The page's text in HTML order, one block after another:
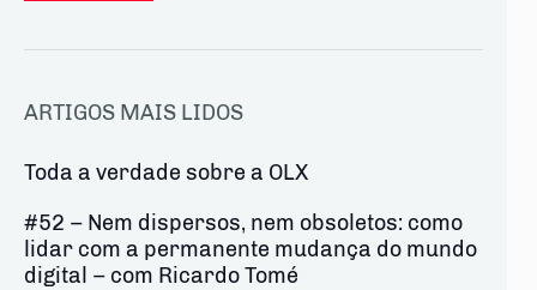
ARTIGOS MAIS LIDOS
Toda a verdade sobre a OLX
#52 – Nem dispersos, nem obsoletos: como
lidar com a permanente mudança do mundo
digital – com Ricardo Tomé